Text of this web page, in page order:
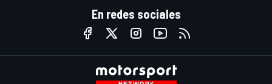
En redes sociales